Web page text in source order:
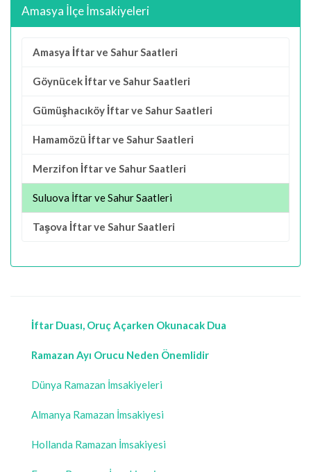
Amasya İlçe İmsakiyeleri
Amasya İftar ve Sahur Saatleri
Göynücek İftar ve Sahur Saatleri
Gümüşhacıköy İftar ve Sahur Saatleri
Hamamözü İftar ve Sahur Saatleri
Merzifon İftar ve Sahur Saatleri
Suluova İftar ve Sahur Saatleri
Taşova İftar ve Sahur Saatleri
İftar Duası, Oruç Açarken Okunacak Dua
Ramazan Ayı Orucu Neden Önemlidir
Dünya Ramazan İmsakiyeleri
Almanya Ramazan İmsakiyesi
Hollanda Ramazan İmsakiyesi